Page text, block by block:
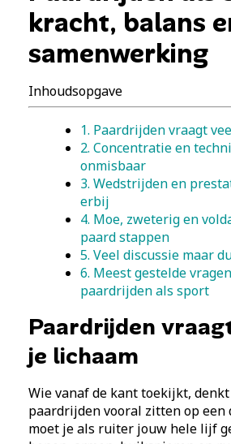
kracht, balans
samenwerking
Inhoudsopgave
1. Paardrijden vraagt
2. Concentratie en
onmisbaar
3. Wedstrijden en
erbij
4. Moe, zweterig en
paard stappen
5. Veel discussie maar
6. Meest gestelde
paardrijden als sport
Paardrijden
je lichaam
Wie vanaf de kant toekijkt,
paardrijden vooral zitten op een
moet je als ruiter jouw hele lijf